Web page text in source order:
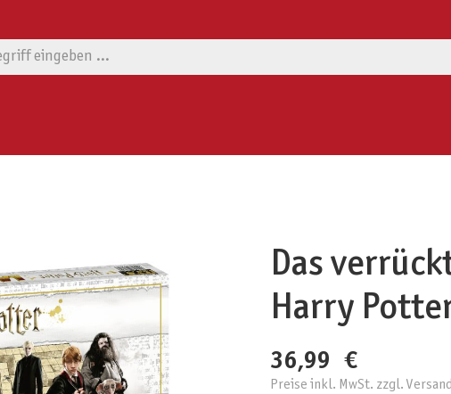
Das
Harry
36,99 €
Preise inkl. MwSt. zzgl.